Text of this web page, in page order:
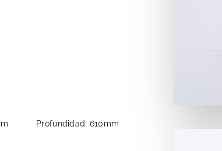
Profundidad: 610mm